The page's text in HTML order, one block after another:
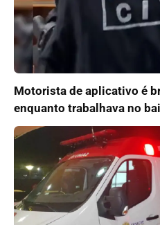
Motorista de aplicativo é
enquanto trabalhava no